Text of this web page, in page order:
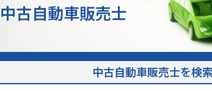
中古自動車販売士
中古自動車販売士を検索